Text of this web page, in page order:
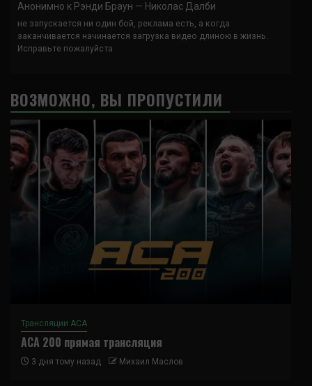
Анонимно к Рэнди Браун — Николас Далби
не запускается ни один бой, реклама есть, а когда
заканчивается начинается загрузка видео длиною в жизнь.
Исправьте пожалуйста
ВОЗМОЖНО, ВЫ ПРОПУСТИЛИ
Трансляции ACA
ACA 200 прямая трансляция
3 дня тому назад Михаил Маслов